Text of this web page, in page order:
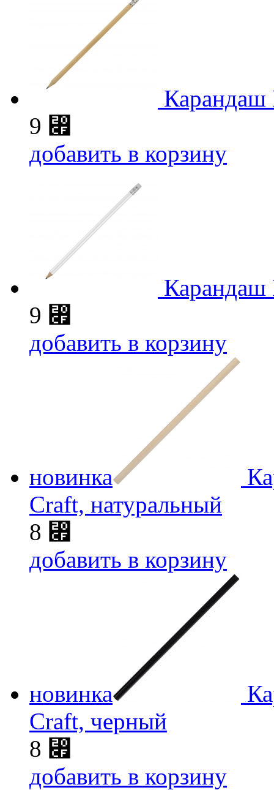
Карандаш
9 ⃏
добавить в корзину
Карандаш
9 ⃏
добавить в корзину
новинка
Craft, натуральный
8 ⃏
добавить в корзину
новинка
Craft, черный
8 ⃏
добавить в корзину